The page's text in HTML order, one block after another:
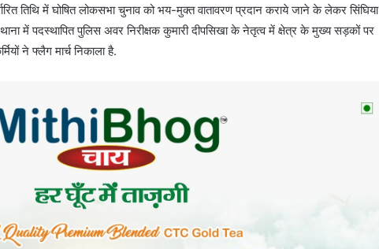
तिथि में घोषित लोकसभा चुनाव को भय-मुक्त वातावरण प्रदान कराये जाने के लेकर सिंघिया
थाना में पदस्थापित पुलिस अवर निरीक्षक कुमारी दीपसिखा के नेतृत्व में क्षेत्र के मुख्य सड़कों पर
ने फ्लैग मार्च निकाला है.